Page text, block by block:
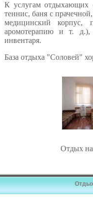
К услугам отдыхающих
теннис, баня с
медицинский корпус,
аромотерапию и т. д.),
инвентаря.
База отдыха "Соловей"
Отдых на